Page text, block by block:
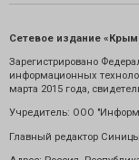
Сетевое издание
Зарегистрировано
информационных
марта 2015 года,
Учредитель: ООО
Главный редактор